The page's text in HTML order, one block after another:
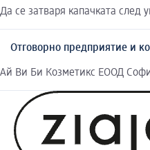
Да се затваря капачката след
Отговорно предприятие и
Ай Ви Би Козметикс ЕООД